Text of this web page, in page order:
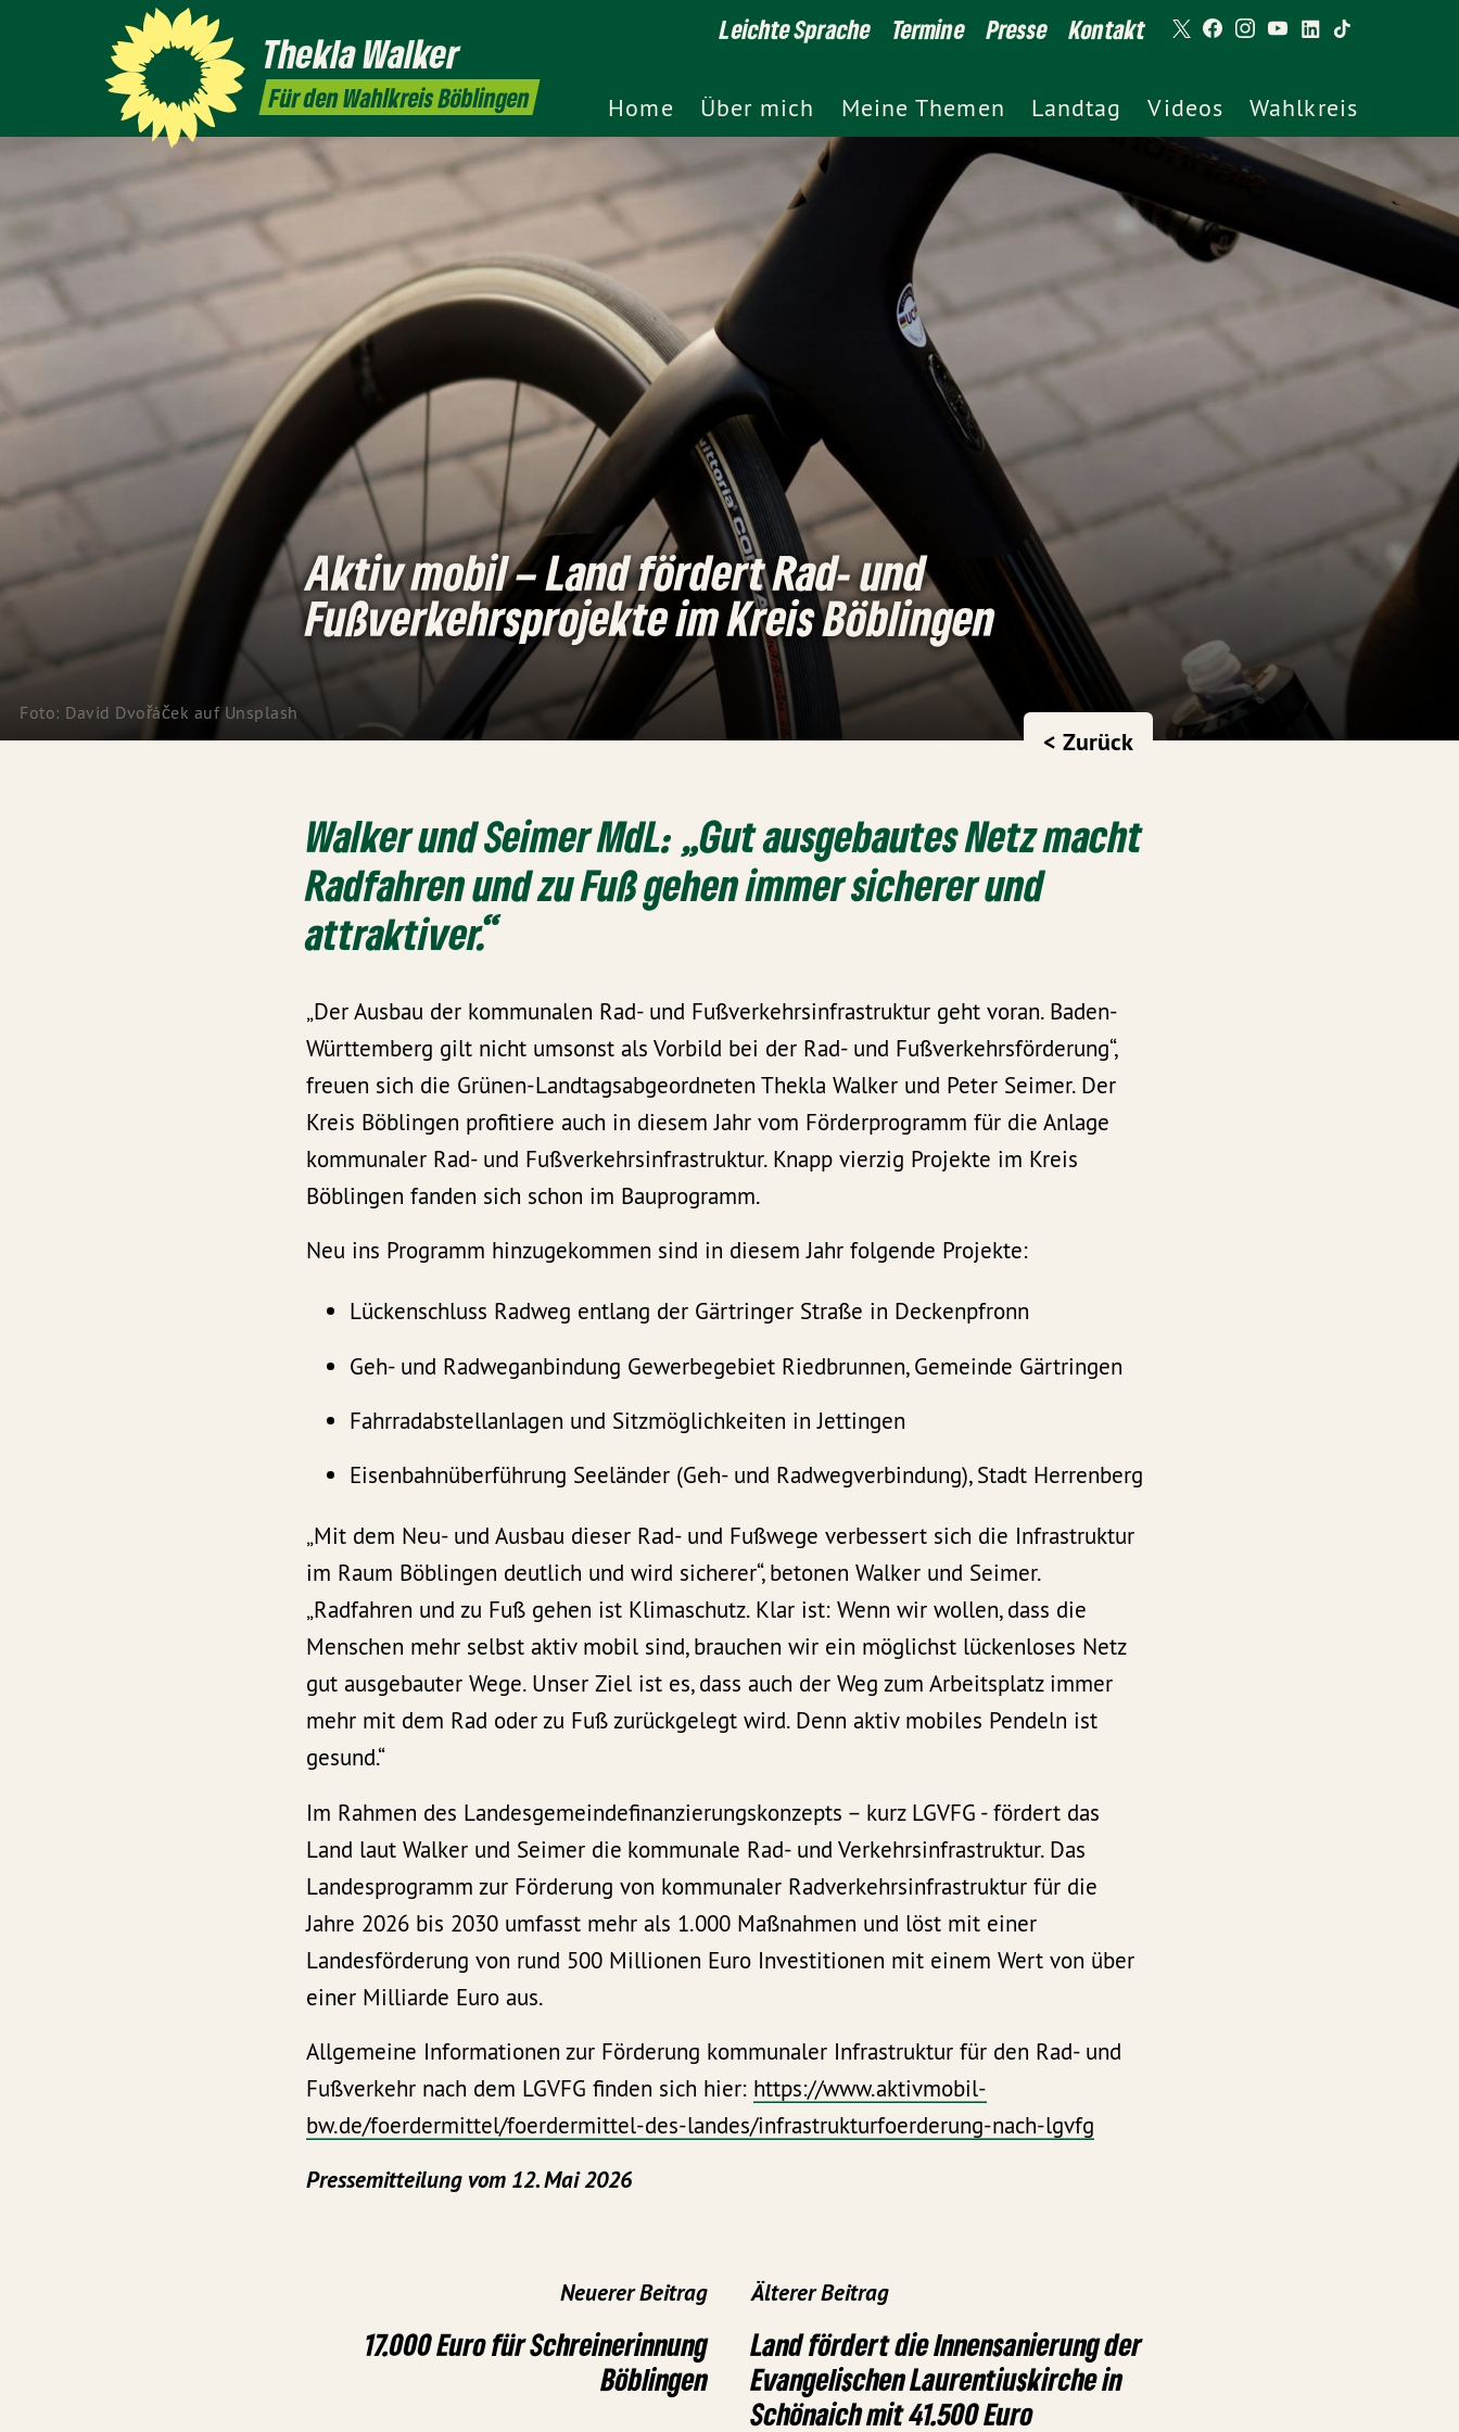
TheklaWalker
Für den Wahlkreis Böblingen
Leichte Sprache Termine Presse Kontakt
Home Über mich Meine Themen Landtag Videos Wahlkreis
Foto: David Dvořáček auf Unsplash
Aktiv mobil – Land fördert Rad- und
Fußverkehrsprojekte im Kreis Böblingen
< Zurück
Walker und Seimer MdL: „Gut ausgebautes Netz macht
Radfahren und zu Fuß gehen immer sicherer und
attraktiver.“
„Der Ausbau der kommunalen Rad- und Fußverkehrsinfrastruktur geht voran. Baden-
Württemberg gilt nicht umsonst als Vorbild bei der Rad- und Fußverkehrsförderung“,
freuen sich die Grünen-Landtagsabgeordneten Thekla Walker und Peter Seimer. Der
Kreis Böblingen profitiere auch in diesem Jahr vom Förderprogramm für die Anlage
kommunaler Rad- und Fußverkehrsinfrastruktur. Knapp vierzig Projekte im Kreis
Böblingen fanden sich schon im Bauprogramm.
Neu ins Programm hinzugekommen sind in diesem Jahr folgende Projekte:
Lückenschluss Radweg entlang der Gärtringer Straße in Deckenpfronn
Geh- und Radweganbindung Gewerbegebiet Riedbrunnen, Gemeinde Gärtringen
Fahrradabstellanlagen und Sitzmöglichkeiten in Jettingen
Eisenbahnüberführung Seeländer (Geh- und Radwegverbindung), Stadt Herrenberg
„Mit dem Neu- und Ausbau dieser Rad- und Fußwege verbessert sich die Infrastruktur
im Raum Böblingen deutlich und wird sicherer“, betonen Walker und Seimer.
„Radfahren und zu Fuß gehen ist Klimaschutz. Klar ist: Wenn wir wollen, dass die
Menschen mehr selbst aktiv mobil sind, brauchen wir ein möglichst lückenloses Netz
gut ausgebauter Wege. Unser Ziel ist es, dass auch der Weg zum Arbeitsplatz immer
mehr mit dem Rad oder zu Fuß zurückgelegt wird. Denn aktiv mobiles Pendeln ist
gesund.“
Im Rahmen des Landesgemeindefinanzierungskonzepts – kurz LGVFG - fördert das
Land laut Walker und Seimer die kommunale Rad- und Verkehrsinfrastruktur. Das
Landesprogramm zur Förderung von kommunaler Radverkehrsinfrastruktur für die
Jahre 2026 bis 2030 umfasst mehr als 1.000 Maßnahmen und löst mit einer
Landesförderung von rund 500 Millionen Euro Investitionen mit einem Wert von über
einer Milliarde Euro aus.
Allgemeine Informationen zur Förderung kommunaler Infrastruktur für den Rad- und
Fußverkehr nach dem LGVFG finden sich hier: https://www.aktivmobil-
bw.de/foerdermittel/foerdermittel-des-landes/infrastrukturfoerderung-nach-lgvfg
Pressemitteilung vom 12. Mai 2026
Neuerer Beitrag
17.000 Euro für Schreinerinnung
Böblingen
Älterer Beitrag
Land fördert die Innensanierung der
Evangelischen Laurentiuskirche in
Schönaich mit 41.500 Euro